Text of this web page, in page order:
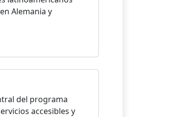
Alemania y
del programa
accesibles y